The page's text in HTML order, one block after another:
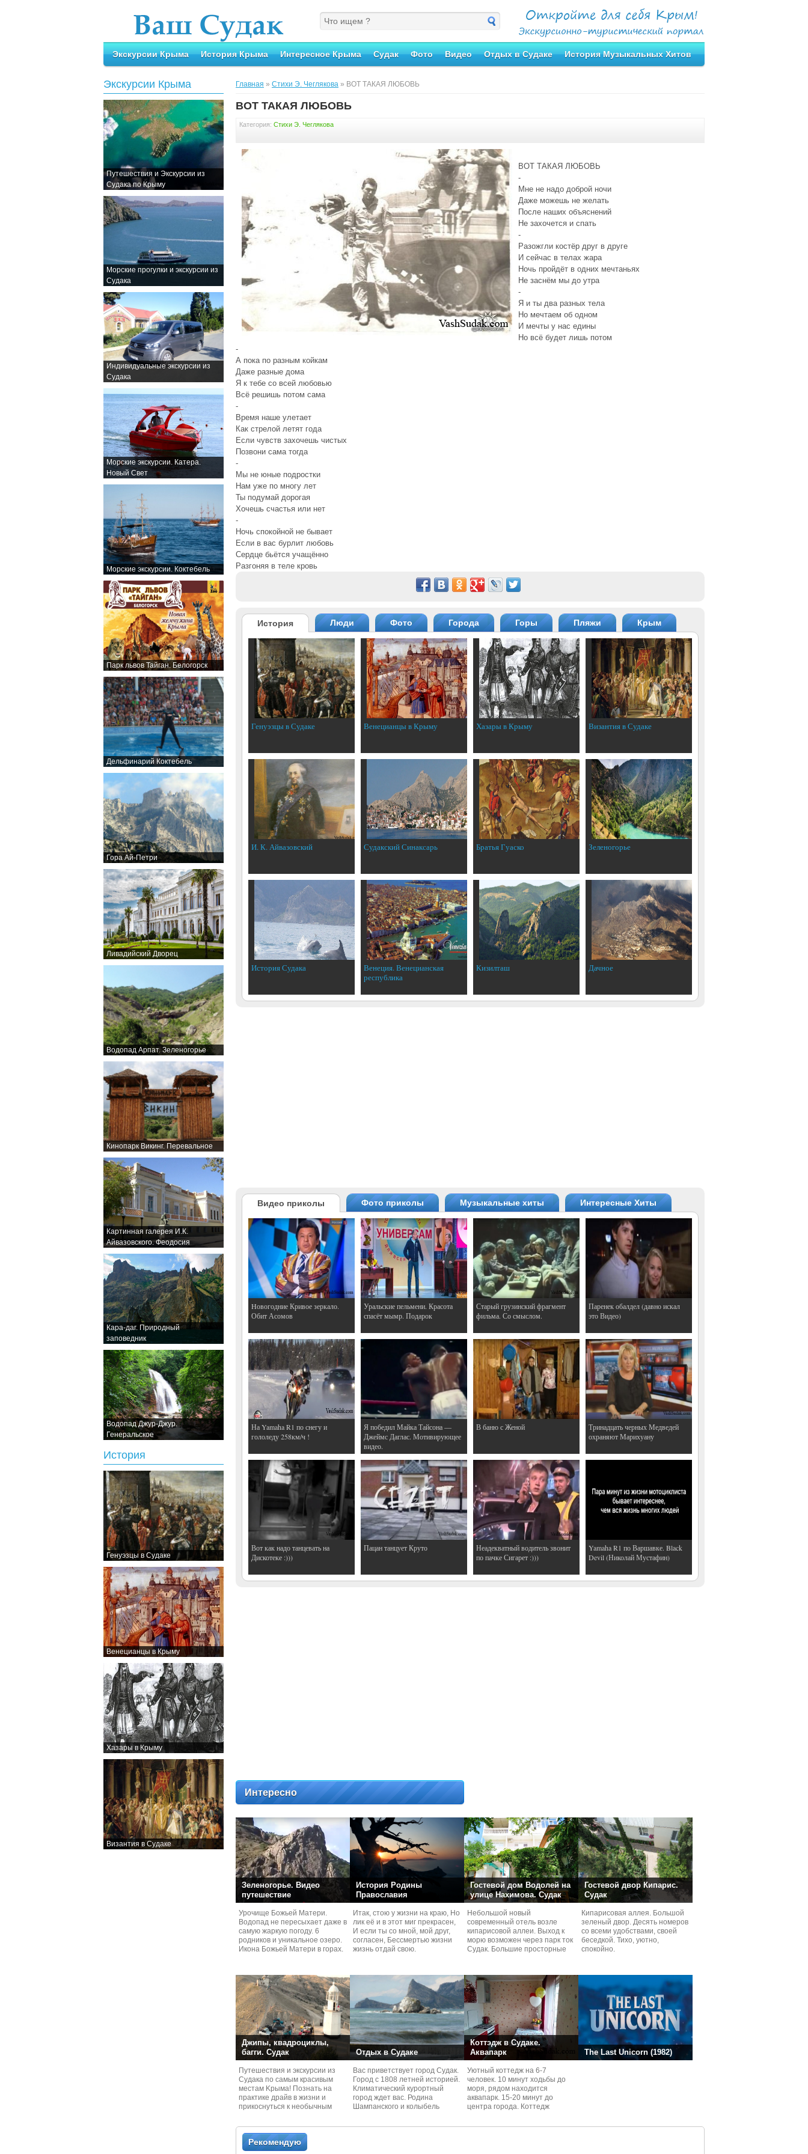
Экскурсии Крыма История Крыма Интересное Крыма Судак Фото Видео Отдых в Судаке История Музыкальных Хитов
Экскурсии Крыма
Путешествия и Экскурсии из
Судака по Крыму
Морские прогулки и экскурсии из
Судака
Индивидуальные экскурсии из
Судака
Морские экскурсии. Катера.
Новый Свет
Морские экскурсии. Коктебель
Парк львов Тайган. Белогорск
Дельфинарий Коктебель
Гора Ай-Петри
Ливадийский Дворец
Водопад Арпат. Зеленогорье
Кинопарк Викинг. Перевальное
Картинная галерея И.К.
Айвазовского. Феодосия
Кара-даг. Природный
заповедник
Водопад Джур-Джур.
Генеральское
История
Генуэзцы в Судаке
Венецианцы в Крыму
Хазары в Крыму
Византия в Судаке
Главная » Стихи Э. Чеглякова » ВОТ ТАКАЯ ЛЮБОВЬ
ВОТ ТАКАЯ ЛЮБОВЬ
Категория: Стихи Э. Чеглякова
ВОТ ТАКАЯ ЛЮБОВЬ
-
Мне не надо доброй ночи
Даже можешь не желать
После наших объяснений
Не захочется и спать
-
Разожгли костёр друг в друге
И сейчас в телах жара
Ночь пройдёт в одних мечтаньях
Не заснём мы до утра
-
Я и ты два разных тела
Но мечтаем об одном
И мечты у нас едины
Но всё будет лишь потом
-
А пока по разным койкам
Даже разные дома
Я к тебе со всей любовью
Всё решишь потом сама
-
Время наше улетает
Как стрелой летят года
Если чувств захочешь чистых
Позвони сама тогда
-
Мы не юные подростки
Нам уже по многу лет
Ты подумай дорогая
Хочешь счастья или нет
-
Ночь спокойной не бывает
Если в вас бурлит любовь
Сердце бьётся учащённо
Разгоняя в теле кровь
История Люди Фото Города Горы Пляжи Крым
Генуэзцы в Судаке Венецианцы в Крыму Хазары в Крыму Византия в Судаке
И. К. Айвазовский Судакский Синаксарь Братья Гуаско Зеленогорье
История Судака
Венеция. Венецианская
республика
Кизилташ Дачное
Видео приколы Фото приколы Музыкальные хиты Интересные Хиты
Hовогодние Кривое зеркало.
Обит Асомов
Уральские пельмени. Красота
спасёт мымр. Подарок
Старый грузинский фрагмент
фильма. Со смыслом.
Паренек обалдел (давно искал
это Видео)
На Yamaha R1 по снегу и
гололеду 258км/ч !
Я победил Майка Тайсона —
Джеймс Даглас. Мотивирующее
видео.
В баню с Женой
Тринадцать черных Медведей
охраняют Марихуану
Вот как надо танцевать на
Дискотеке :)))
Пацан танцует Круто
Неадекватный водитель звонит
по пачке Сигарет :)))
Yamaha R1 по Варшавке. Black
Devil (Николай Мустафин)
Интересно
Зеленогорье. Видео
путешествие
Урочище Божьей Матери.
Водопад не пересыхает даже в
самую жаркую погоду. 6
родников и уникальное озеро.
Икона Божьей Матери в горах.
История Родины
Православия
Итак, стою у жизни на краю, Но
лик её и в этот миг прекрасен,
И если ты со мной, мой друг,
согласен, Бессмертью жизни
жизнь отдай свою.
Гостевой дом Водолей на
улице Нахимова. Судак
Небольшой новый
современный отель возле
кипарисовой аллеи. Выход к
морю возможен через парк ток
Судaк. Большие просторные
Гостевой двор Кипарис.
Судак
Кипарисовая аллея. Большой
зеленый двор. Десять номеров
со всеми удобствами, своей
беседкой. Тихо, уютно,
спокойно.
Джипы, квадроциклы,
багги. Судак
Путешествия и экскурcии из
Судaка по самым красивым
местам Kрыма! Познать на
практике драйв в жизни и
прикоснуться к необычным
Отдых в Судаке
Вас приветствует город Судак.
Город с 1808 летней историей.
Климатический курортный
город ждет вас. Родина
Шампанского и колыбель
Коттэдж в Судаке.
Аквапарк
Уютный коттедж на 6-7
человек. 10 минут ходьбы до
моря, рядом находится
аквапарк. 15-20 минут до
центра города. Коттедж
The Last Unicorn (1982)
Рекомендую